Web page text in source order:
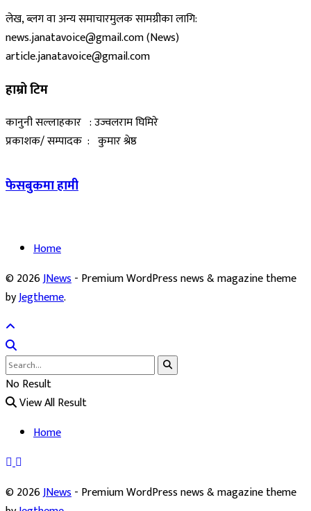
लेख, ब्लग वा अन्य समाचारमुलक सामग्रीका लागि:
news.janatavoice@gmail.com (News)
article.janatavoice@gmail.com
हाम्रो टिम
कानुनी सल्लाहकार : उज्वलराम घिमिरे
प्रकाशक/ सम्पादक : कुमार श्रेष्ठ
फेसबुकमा हामी
Home
© 2026JNews- Premium WordPress news & magazine theme
byJegtheme.
No Result
View All Result
Home
© 2026JNews- Premium WordPress news & magazine theme